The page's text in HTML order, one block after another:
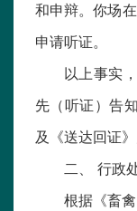
和申辩。你场
申请听证。
以上事实
先（听证）告
及《送达回证
二、 行政
根据《畜